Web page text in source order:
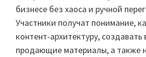
бизнесе без хаоса и ручной
Участники получат понимание,
контент-архитектуру, создавать
продающие материалы, а также